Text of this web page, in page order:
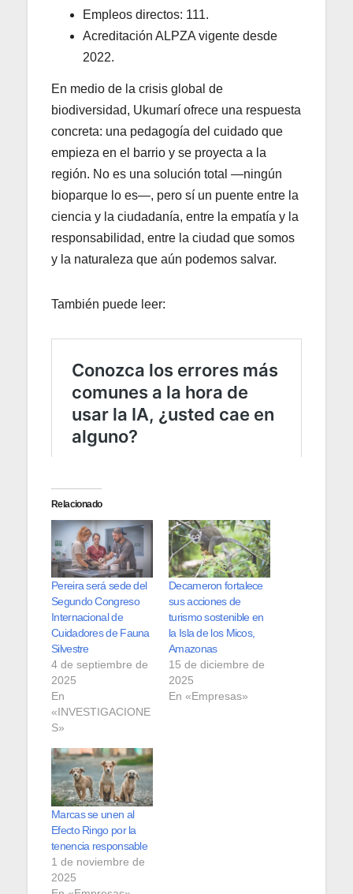
Empleos directos: 111.
Acreditación ALPZA vigente desde
2022.
En medio de la crisis global de
biodiversidad, Ukumarí ofrece una respuesta
concreta: una pedagogía del cuidado que
empieza en el barrio y se proyecta a la
región. No es una solución total —ningún
bioparque lo es—, pero sí un puente entre la
ciencia y la ciudadanía, entre la empatía y la
responsabilidad, entre la ciudad que somos
y la naturaleza que aún podemos salvar.
También puede leer:
Relacionado
Pereira será sede del
Segundo Congreso
Internacional de
Cuidadores de Fauna
Silvestre
4 de septiembre de
2025
En
«INVESTIGACIONE
S»
Decameron fortalece
sus acciones de
turismo sostenible en
la Isla de los Micos,
Amazonas
15 de diciembre de
2025
En «Empresas»
Marcas se unen al
Efecto Ringo por la
tenencia responsable
1 de noviembre de
2025